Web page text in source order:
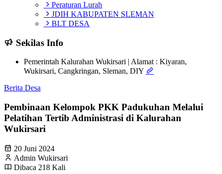
Peraturan Lurah
JDIH KABUPATEN SLEMAN
BLT DESA
Sekilas Info
Pemerintah Kalurahan Wukirsari | Alamat : Kiyaran,
Wukirsari, Cangkringan, Sleman, DIY
Berita Desa
Pembinaan Kelompok PKK Padukuhan Melalui
Pelatihan Tertib Administrasi di Kalurahan
Wukirsari
20 Juni 2024
Admin Wukirsari
Dibaca 218 Kali